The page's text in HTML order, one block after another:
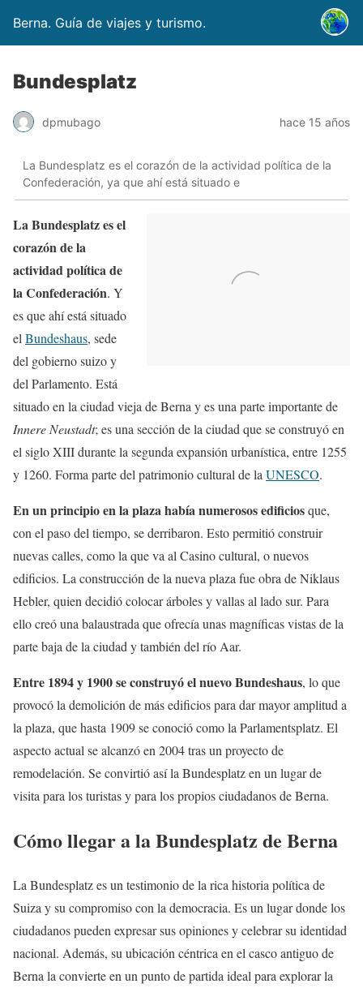
Berna. Guía de viajes y turismo.
Bundesplatz
dpmubago hace 15 años
La Bundesplatz es el corazón de la actividad política de la
Confederación, ya que ahí está situado e
La Bundesplatz es el
corazón de la
actividad política de
la Confederación. Y
es que ahí está situado
el Bundeshaus, sede
del gobierno suizo y
del Parlamento. Está
situado en la ciudad vieja de Berna y es una parte importante de
Innere Neustadt; es una sección de la ciudad que se construyó en
el siglo XIII durante la segunda expansión urbanística, entre 1255
y 1260. Forma parte del patrimonio cultural de la UNESCO.
En un principio en la plaza había numerosos edificiosque,
con el paso del tiempo, se derribaron. Esto permitió construir
nuevas calles, como la que va al Casino cultural, o nuevos
edificios. La construcción de la nueva plaza fue obra de Niklaus
Hebler, quien decidió colocar árboles y vallas al lado sur. Para
ello creó una balaustrada que ofrecía unas magníficas vistas de la
parte baja de la ciudad y también del río Aar.
Entre 1894 y 1900 se construyó el nuevo Bundeshaus, lo que
provocó la demolición de más edificios para dar mayor amplitud a
la plaza, que hasta 1909 se conoció como la Parlamentsplatz. El
aspecto actual se alcanzó en 2004 tras un proyecto de
remodelación. Se convirtió así la Bundesplatz en un lugar de
visita para los turistas y para los propios ciudadanos de Berna.
Cómo llegar a la Bundesplatz de Berna
La Bundesplatz es un testimonio de la rica historia política de
Suiza y su compromiso con la democracia. Es un lugar donde los
ciudadanos pueden expresar sus opiniones y celebrar su identidad
nacional. Además, su ubicación céntrica en el casco antiguo de
Berna la convierte en un punto de partida ideal para explorar la